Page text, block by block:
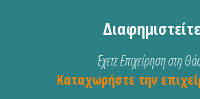
Έχετε Επιχείρηση στη
Καταχωρήστε την